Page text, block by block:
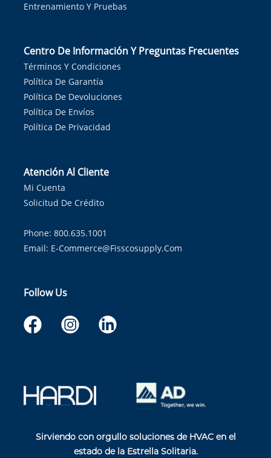
Entrenamiento Y Pruebas
Centro De Información Y Preguntas Frecuentes
Términos Y Condiciones
Política De Garantía
Política De Devoluciones
Política De Envíos
Política De Privacidad
Atención Al Cliente
Mi Cuenta
Solicitud De Crédito
Phone: 800.635.1001
Email: E-Commerce@fisscosupply.com
Follow Us
Sirviendo con orgullo soluciones de HVAC en el
estado de la Estrella Solitaria.